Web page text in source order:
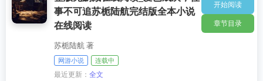
事不可追苏栀陆航完结版全本小说
在线阅读
苏栀陆航 著
网游小说 连载中
最近更新：全文
开始阅读
章节目录